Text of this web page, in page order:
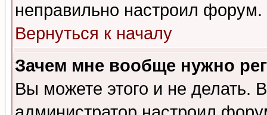
неправильно настроил форум.
Вернуться к началу
Зачем мне вообще нужно
Вы можете этого и не делать.